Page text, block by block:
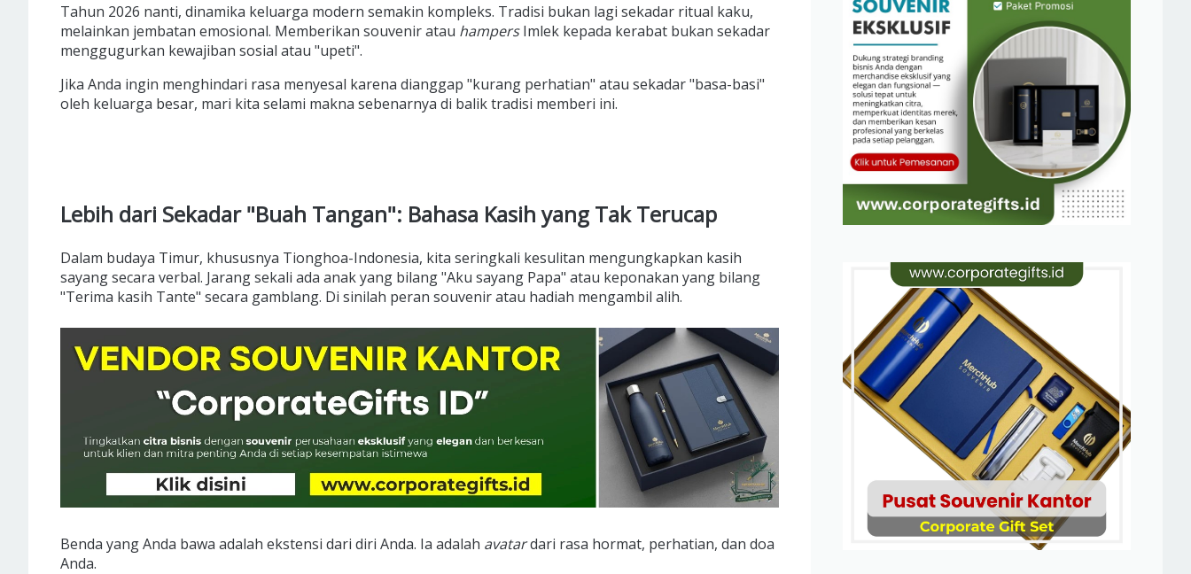
Tahun 2026 nanti, dinamika keluarga modern semakin kompleks. Tradisi bukan lagi sekadar ritual kaku,
melainkan jembatan emosional. Memberikan souvenir atau hampersImlek kepada kerabat bukan sekadar
menggugurkan kewajiban sosial atau "upeti".
Jika Anda ingin menghindari rasa menyesal karena dianggap "kurang perhatian" atau sekadar "basa-basi"
oleh keluarga besar, mari kita selami makna sebenarnya di balik tradisi memberi ini.
Lebih dari Sekadar "Buah Tangan": Bahasa Kasih yang Tak Terucap
Dalam budaya Timur, khususnya Tionghoa-Indonesia, kita seringkali kesulitan mengungkapkan kasih
sayang secara verbal. Jarang sekali ada anak yang bilang "Aku sayang Papa" atau keponakan yang bilang
"Terima kasih Tante" secara gamblang. Di sinilah peran souvenir atau hadiah mengambil alih.
Benda yang Anda bawa adalah ekstensi dari diri Anda. Ia adalah avatardari rasa hormat, perhatian, dan doa
Anda.